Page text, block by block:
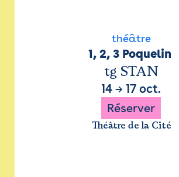
théâtre
1, 2, 3 Poquelin
tg STAN
14 → 17 oct.
Réserver
Théâtre de la Cité